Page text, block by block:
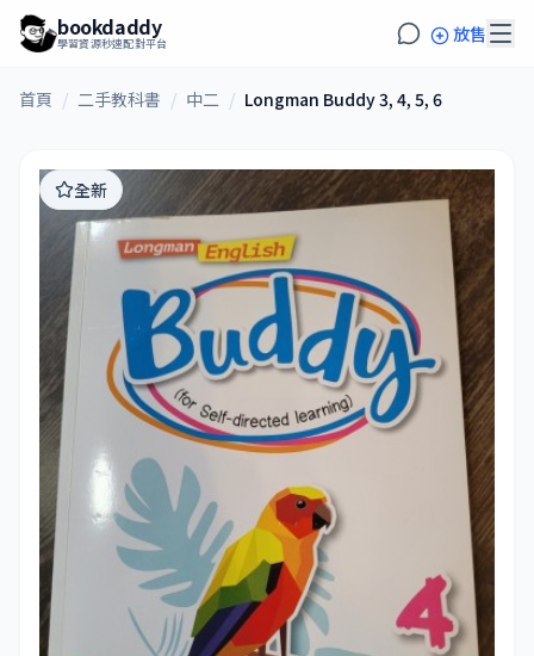
bookdaddy
學習資源秒速配對平台 放售
首頁 / 二手教科書 / 中二 / Longman Buddy 3, 4, 5, 6
全新